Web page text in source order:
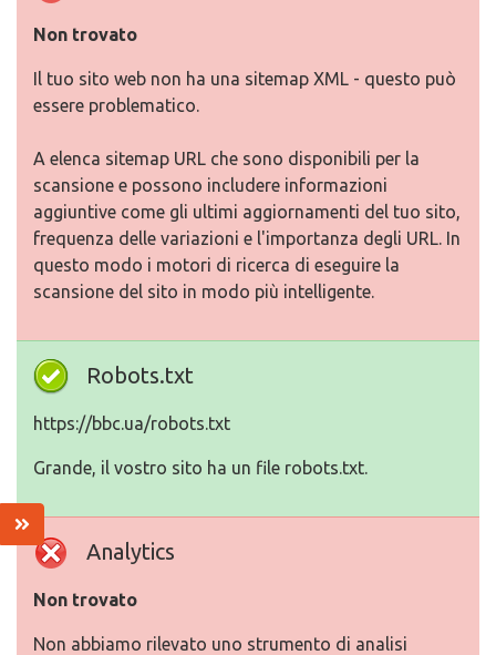
Non trovato
Il tuo sito web non ha una sitemap XML - questo può
essere problematico.
A elenca sitemap URL che sono disponibili per la
scansione e possono includere informazioni
aggiuntive come gli ultimi aggiornamenti del tuo sito,
frequenza delle variazioni e l'importanza degli URL. In
questo modo i motori di ricerca di eseguire la
scansione del sito in modo più intelligente.
Robots.txt
https://bbc.ua/robots.txt
Grande, il vostro sito ha un file robots.txt.
Analytics
Non trovato
Non abbiamo rilevato uno strumento di analisi